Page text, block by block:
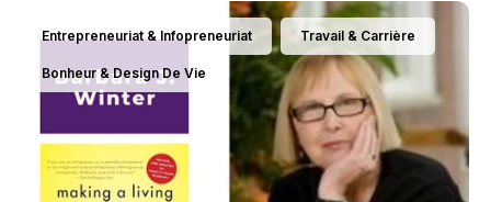
Entrepreneuriat & Infopreneuriat Travail & Carrière
Bonheur & Design De Vie